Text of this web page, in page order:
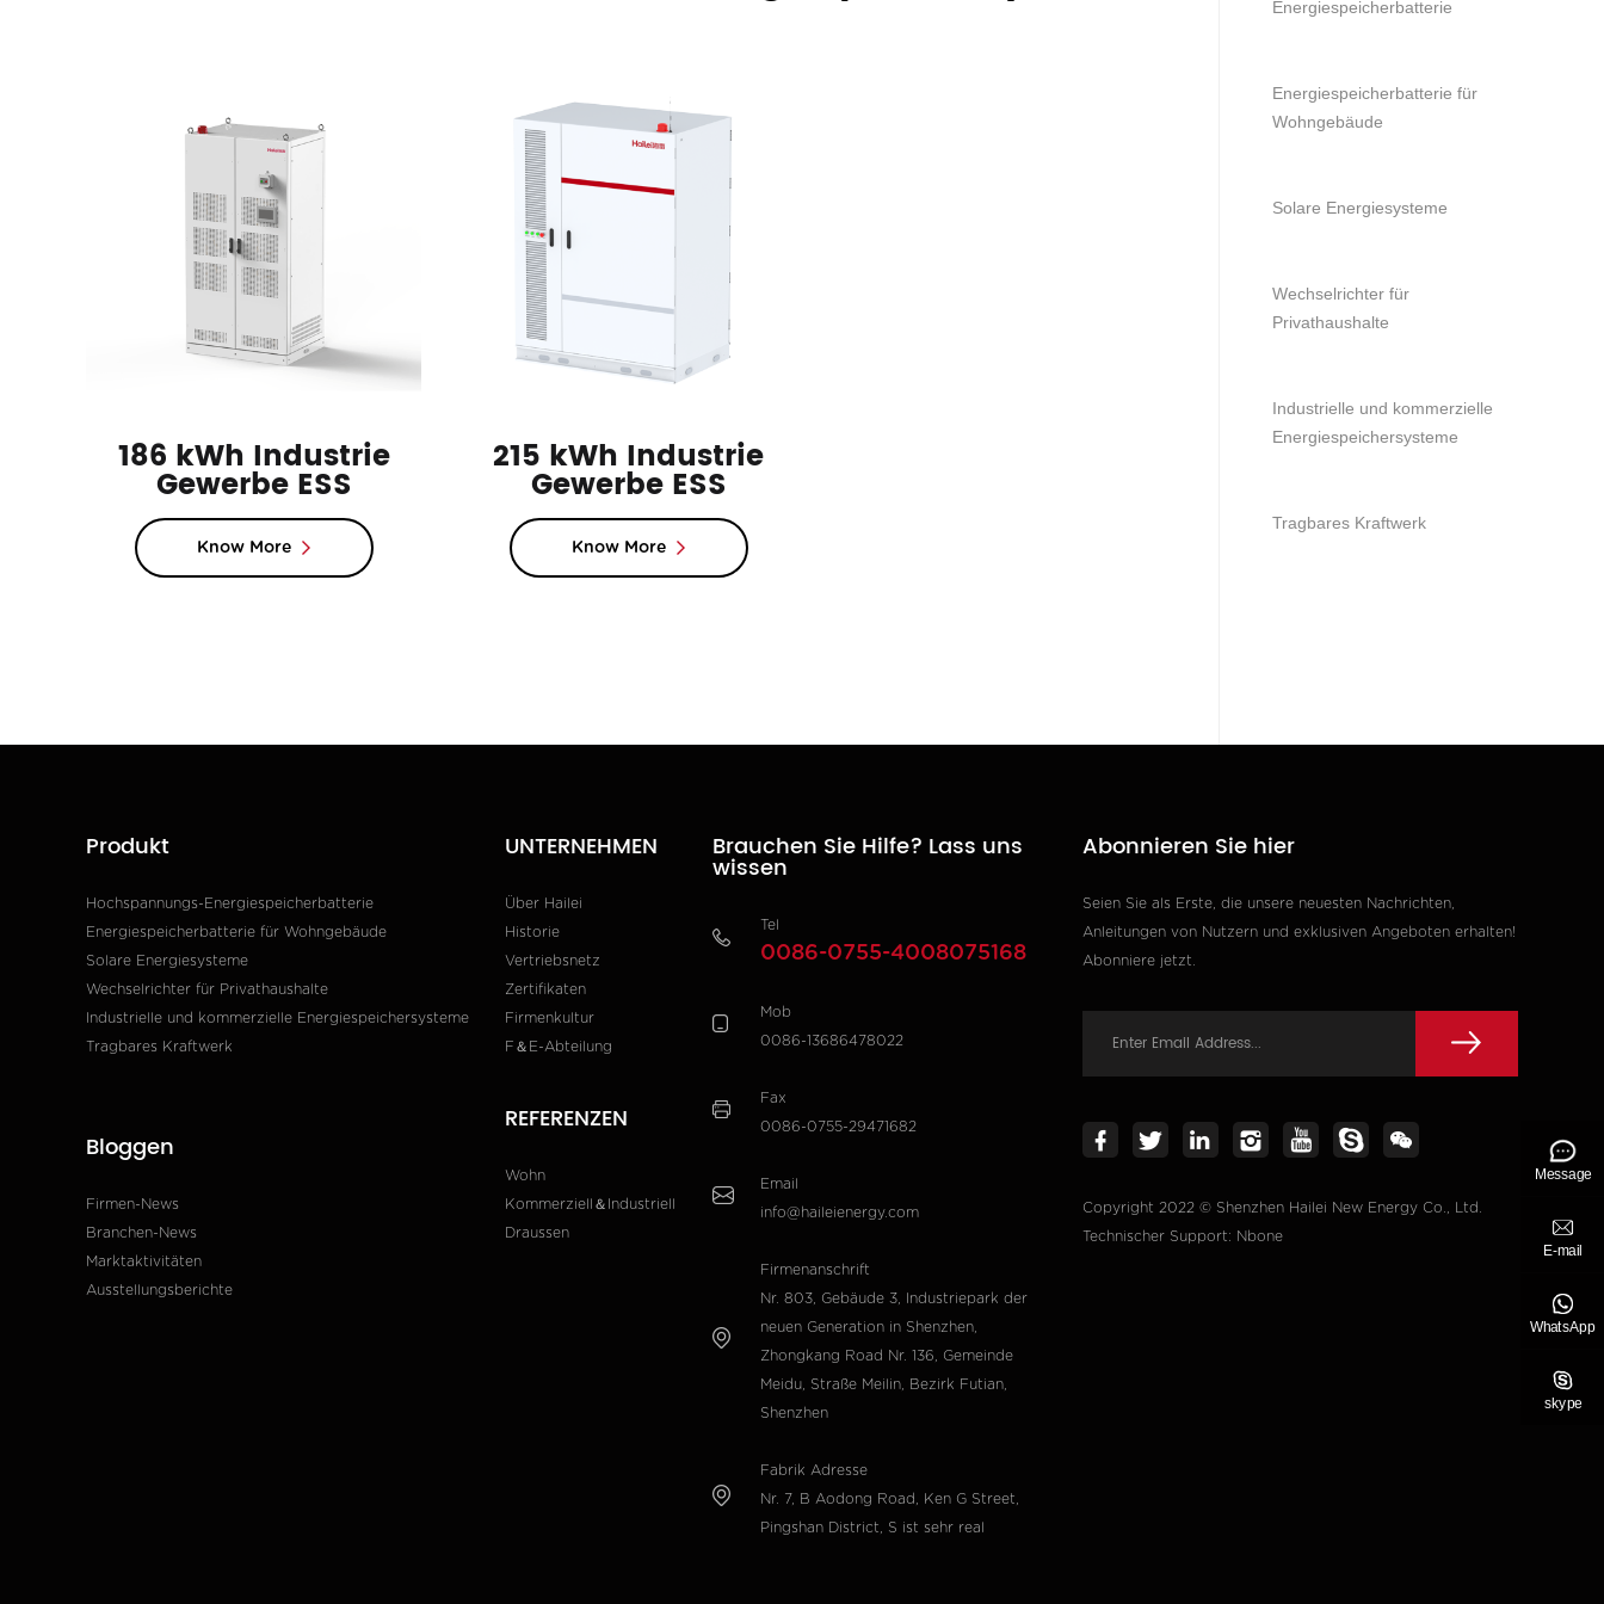
186 kWh Industrie
Gewerbe ESS
Know More
215 kWh Industrie
Gewerbe ESS
Know More
Energiespeicherbatterie
Energiespeicherbatterie für
Wohngebäude
Solare Energiesysteme
Wechselrichter für
Privathaushalte
Industrielle und kommerzielle
Energiespeichersysteme
Tragbares Kraftwerk
Produkt
Hochspannungs-Energiespeicherbatterie
Energiespeicherbatterie für Wohngebäude
Solare Energiesysteme
Wechselrichter für Privathaushalte
Industrielle und kommerzielle Energiespeichersysteme
Tragbares Kraftwerk
Bloggen
Firmen-News
Branchen-News
Marktaktivitäten
Ausstellungsberichte
UNTERNEHMEN
Über Hailei
Historie
Vertriebsnetz
Zertifikaten
Firmenkultur
F＆E-Abteilung
REFERENZEN
Wohn
Kommerziell＆Industriell
Draussen
Brauchen Sie Hilfe? Lass uns
wissen
Tel
0086-0755-4008075168
Mob
0086-13686478022
Fax
0086-0755-29471682
Email
info@haileienergy.com
Firmenanschrift
Nr. 803, Gebäude 3, Industriepark der
neuen Generation in Shenzhen,
Zhongkang Road Nr. 136, Gemeinde
Meidu, Straße Meilin, Bezirk Futian,
Shenzhen
Fabrik Adresse
Nr. 7, B Aodong Road, Ken G Street,
Pingshan District, S ist sehr real
Abonnieren Sie hier
Seien Sie als Erste, die unsere neuesten Nachrichten,
Anleitungen von Nutzern und exklusiven Angeboten erhalten!
Abonniere jetzt.
Copyright 2022 © Shenzhen Hailei New Energy Co., Ltd.
Technischer Support: Nbone
Message
E-mail
WhatsApp
skype